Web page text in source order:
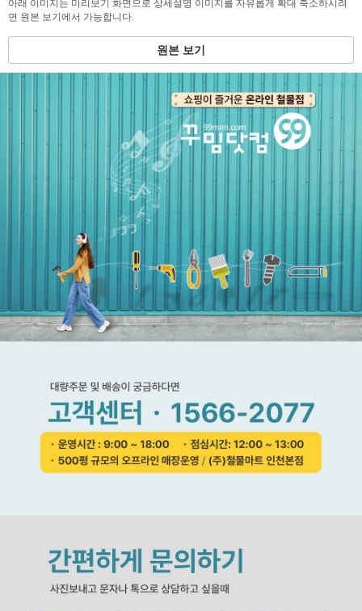
아래 이미지는 미리보기 화면으로 상세설명 이미지를 자유롭게 확대 축소하시려
면 원본 보기에서 가능합니다.
원본 보기